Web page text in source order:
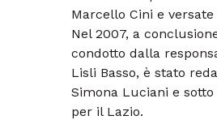
Marcello Cini e
Nel 2007, a
condotto dalla
Lisli Basso, è stato
Simona Luciani e
per il Lazio.